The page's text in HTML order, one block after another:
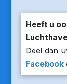
Heeft u
Deel dan
Facebook